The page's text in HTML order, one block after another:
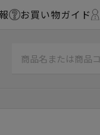
お買い物ガイド